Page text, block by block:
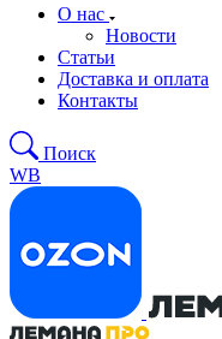
О нас
Новости
Статьи
Доставка и оплата
Контакты
Поиск
WB